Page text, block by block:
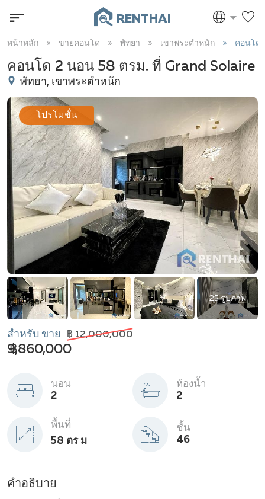
RENTHAI
หน้าหลัก ขายคอนโด พัทยา เขาพระตำหนัก คอนโด
คอนโด 2 นอน 58 ตรม. ที่ Grand Solaire
พัทยา, เขาพระตำหนัก
โปรโมชั่น
25 รูปภาพ
สำหรับ ขาย ฿ 12,000,000
฿ 9,860,000
นอน
2
ห้องน้ำ
2
พื้นที่
58 ตร ม
ชั้น
46
คำอธิบาย